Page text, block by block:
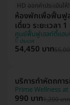
ห้องพักเพื่อฟื้นฟู
เดี่ยว ระยะเวลา
ศูนย์ฟื้นฟูเฮลท์ตี้แฮ
ประเวศ
54,450 บาท
บริการทำหัตถกา
Prime Wellness
990 บาท1,200 บาท